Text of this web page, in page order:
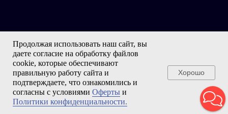
Экспертам, которые развивают салоны,
прокачивают свою экспертизу и дают
клиентам только актуальные решения
Продолжая использовать наш сайт, вы
даете согласие на обработку файлов
cookie, которые обеспечивают
правильную работу сайта и
подтверждаете, что ознакомились и
согласны с условиями Оферты и
Политики конфиденциальности.
Хорошо